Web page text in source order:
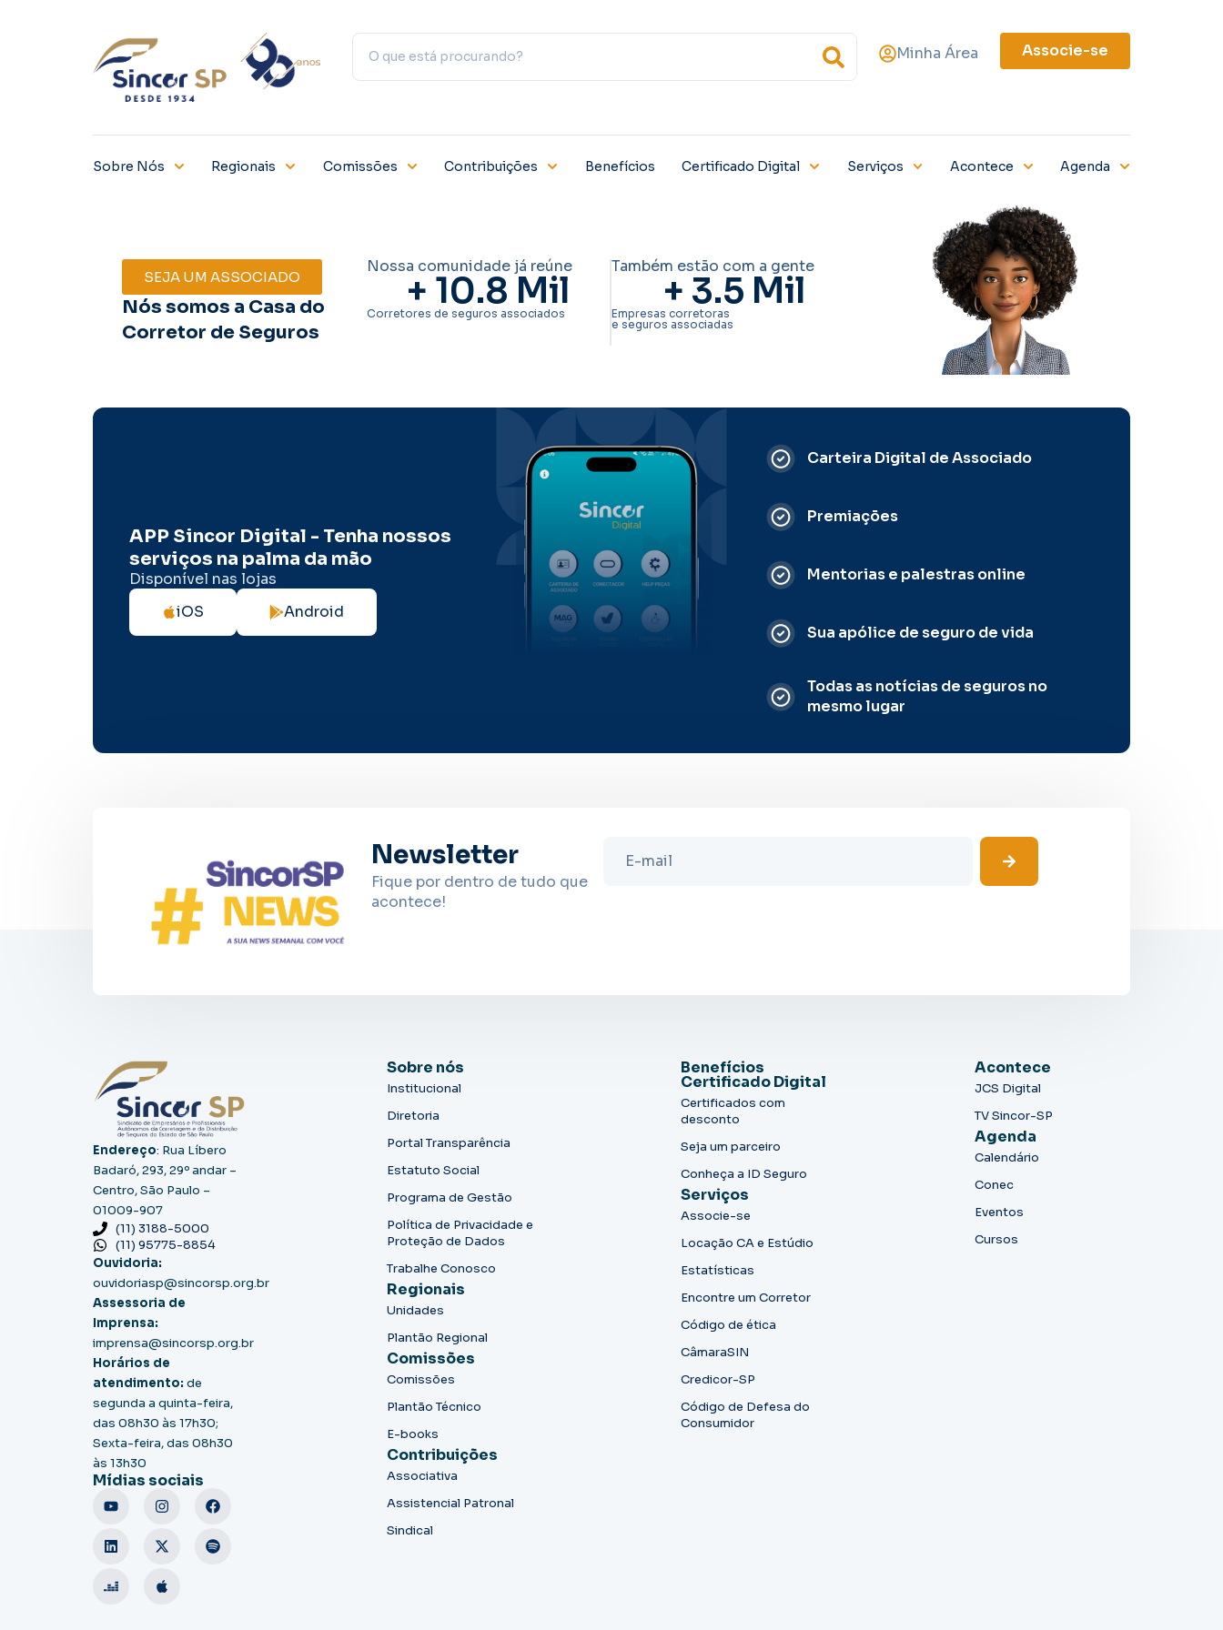
Minha Área Associe-se
Sobre Nós Regionais Comissões Contribuições Benefícios Certificado Digital Serviços Acontece Agenda
SEJA UM ASSOCIADO
Nós somos a Casa do
Corretor de Seguros
Nossa comunidade já reúne
+ 10.8 Mil
Corretores de seguros associados
Também estão com a gente
+ 3.5 Mil
Empresas corretoras
e seguros associadas
APP Sincor Digital - Tenha nossos
serviços na palma da mão
Disponível nas lojas
iOS
Android
Carteira Digital de Associado
Premiações
Mentorias e palestras online
Sua apólice de seguro de vida
Todas as notícias de seguros no
mesmo lugar
Newsletter
Fique por dentro de tudo que
acontece!
Endereço: Rua Líbero
Badaró, 293, 29º andar –
Centro, São Paulo –
01009-907
(11) 3188-5000
(11) 95775-8854
Ouvidoria:
ouvidoriasp@sincorsp.org.br
Assessoria de
Imprensa:
imprensa@sincorsp.org.br
Horários de
atendimento: de
segunda a quinta-feira,
das 08h30 às 17h30;
Sexta-feira, das 08h30
às 13h30
Mídias sociais
Sobre nós
Institucional
Diretoria
Portal Transparência
Estatuto Social
Programa de Gestão
Política de Privacidade e
Proteção de Dados
Trabalhe Conosco
Regionais
Unidades
Plantão Regional
Comissões
Comissões
Plantão Técnico
E-books
Contribuições
Associativa
Assistencial Patronal
Sindical
Benefícios
Certificado Digital
Certificados com
desconto
Seja um parceiro
Conheça a ID Seguro
Serviços
Associe-se
Locação CA e Estúdio
Estatísticas
Encontre um Corretor
Código de ética
CâmaraSIN
Credicor-SP
Código de Defesa do
Consumidor
Acontece
JCS Digital
TV Sincor-SP
Agenda
Calendário
Conec
Eventos
Cursos